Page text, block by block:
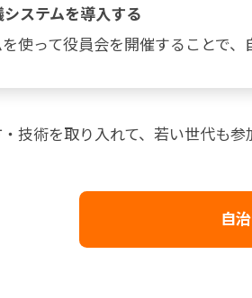
ステムを導入する
使って役員会を開催することで
技術を取り入れて、若い世代も
自